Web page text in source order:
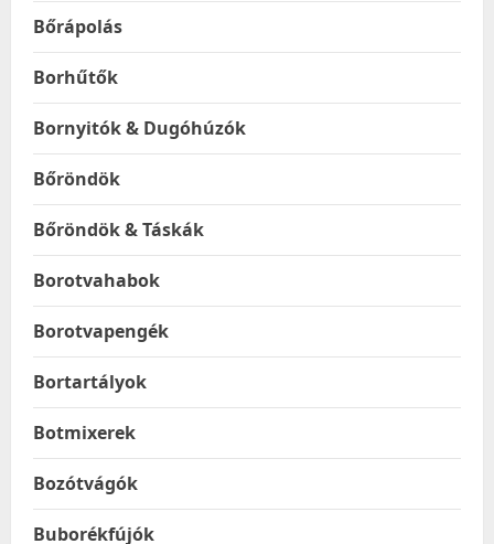
Bőrápolás
Borhűtők
Bornyitók & Dugóhúzók
Bőröndök
Bőröndök & Táskák
Borotvahabok
Borotvapengék
Bortartályok
Botmixerek
Bozótvágók
Buborékfújók